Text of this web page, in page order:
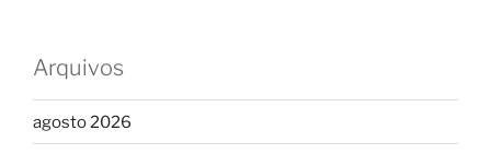
Arquivos
agosto 2026